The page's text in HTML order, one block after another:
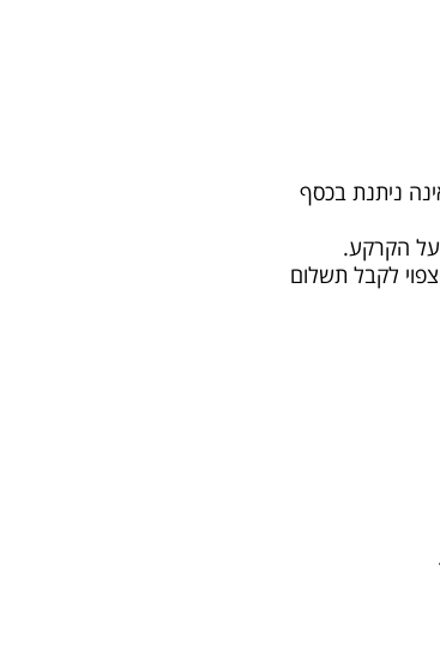
ניתנת בכסף
על הקרקע.
לקבל תשלום